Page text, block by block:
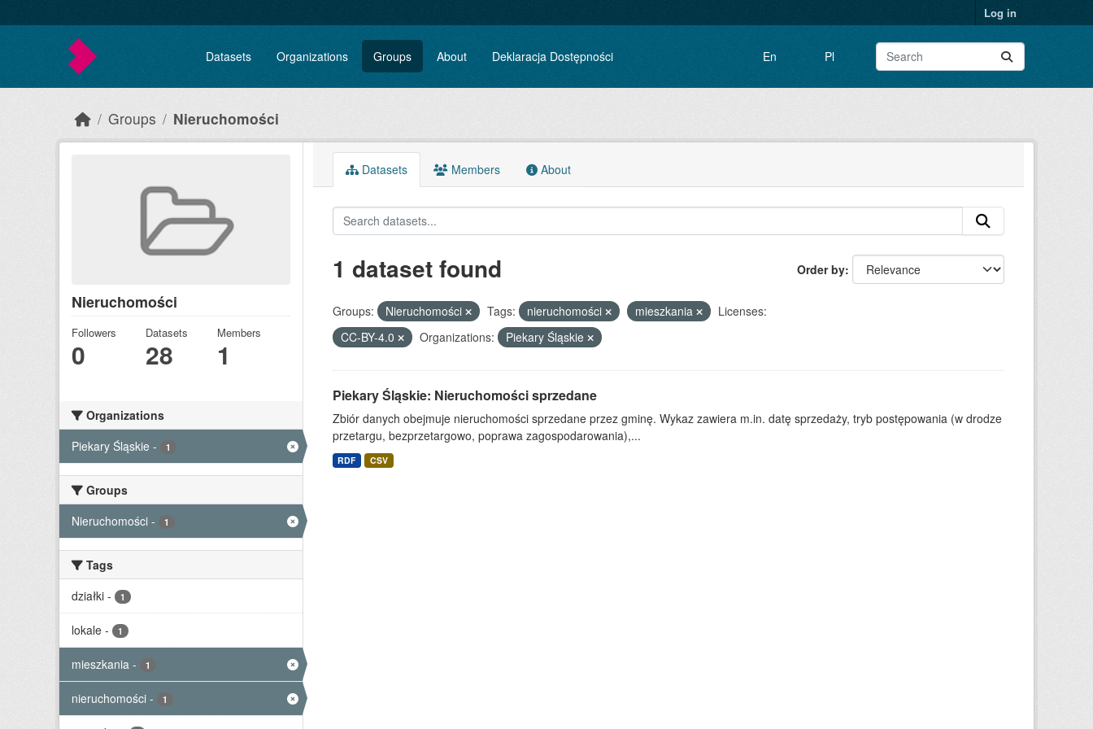
Log in
Datasets Organizations Groups About Deklaracja Dostępności En Pl
Groups Nieruchomości
Nieruchomości
Followers
0
Datasets
28
Members
1
Organizations
Piekary Śląskie - 1
Groups
Nieruchomości - 1
Tags
działki - 1
lokale - 1
mieszkania - 1
nieruchomości - 1
Datasets Members About
Order by
1 dataset found
Groups: Nieruchomości Tags: nieruchomości mieszkania
Licenses:
CC-BY-4.0
Organizations: Piekary Śląskie
Piekary Śląskie: Nieruchomości sprzedane
Zbiór danych obejmuje nieruchomości sprzedane przez gminę. Wykaz zawiera m.in. datę sprzedaży, tryb postępowania (w drodze
przetargu, bezprzetargowo, poprawa zagospodarowania),...
RDF CSV